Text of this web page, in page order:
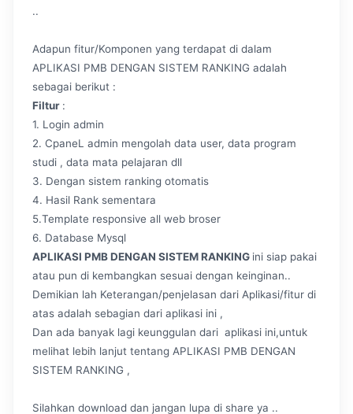
..
Adapun fitur/Komponen yang terdapat di dalam
APLIKASI PMB DENGAN SISTEM RANKING adalah
sebagai berikut :
Filtur :
1. Login admin
2. CpaneL admin mengolah data user, data program
studi , data mata pelajaran dll
3. Dengan sistem ranking otomatis
4. Hasil Rank sementara
5.Template responsive all web broser
6. Database Mysql
APLIKASI PMB DENGAN SISTEM RANKING ini siap pakai
atau pun di kembangkan sesuai dengan keinginan..
Demikian lah Keterangan/penjelasan dari Aplikasi/fitur di
atas adalah sebagian dari aplikasi ini ,
Dan ada banyak lagi keunggulan dari aplikasi ini,untuk
melihat lebih lanjut tentang APLIKASI PMB DENGAN
SISTEM RANKING ,
Silahkan download dan jangan lupa di share ya ..